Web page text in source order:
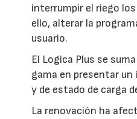
interrumpir el riego
ello, alterar la
usuario.
El Logica Plus se
gama en presentar un
y de estado de carga
La renovación ha